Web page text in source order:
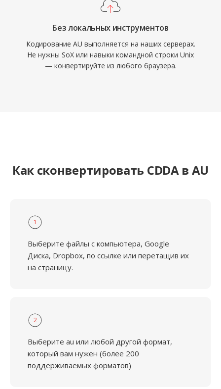
Без локальных инструментов
Кодирование AU выполняется на наших серверах.
Не нужны SoX или навыки командной строки Unix
— конвертируйте из любого браузера.
Как сконвертировать CDDA в AU
1
Выберите файлы с компьютера, Google
Диска, Dropbox, по ссылке или перетащив их
на страницу.
2
Выберите au или любой другой формат,
который вам нужен (более 200
поддерживаемых форматов)